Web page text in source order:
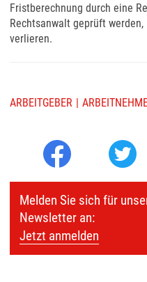
Fristberechnung durch eine
Rechtsanwalt geprüft
verlieren.
ARBEITGEBER
Melden Sie sich für
Newsletter an:
Jetzt anmelden